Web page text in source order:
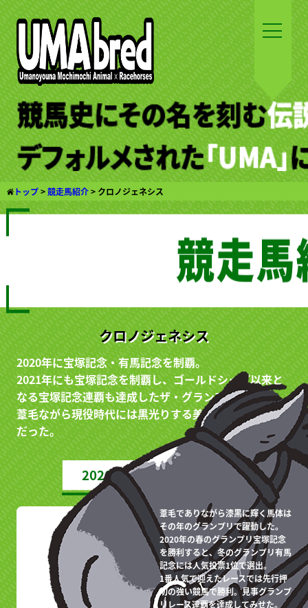
トップ>競走馬紹介> クロノジェネシス
クロノジェネシス
2020年に宝塚記念・有馬記念を制覇。
2021年にも宝塚記念を制覇し、ゴールドシップ以来と
なる宝塚記念連覇も達成したザ・グランプリホース。
葦毛ながら現役時代には黒光りする美しい馬体が持ち味
だった。
2020年 有馬記念（G1）
葦毛でありながら漆黒に輝く馬体は
その年のグランプリで躍動した。
2020年の春のグランプリ宝塚記念
を勝利すると、冬のグランプリ有馬
記念には人気投票1位で選出。
1番人気で迎えたレースでは先行押
切の強い競馬で勝利。見事グランプ
リレース連覇を達成してみせた。